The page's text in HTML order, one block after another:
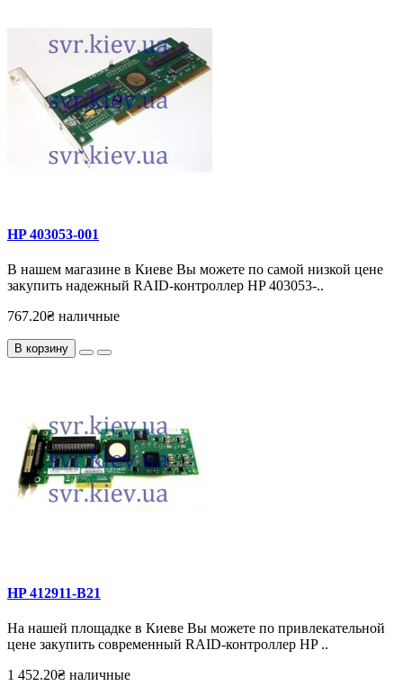
HP 403053-001
В нашем магазине в Киеве Вы можете по самой низкой цене
закупить надежный RAID-контроллер HP 403053-..
767.20₴ наличные
В корзину
HP 412911-B21
На нашей площадке в Киеве Вы можете по привлекательной
цене закупить современный RAID-контроллер HP ..
1 452.20₴ наличные